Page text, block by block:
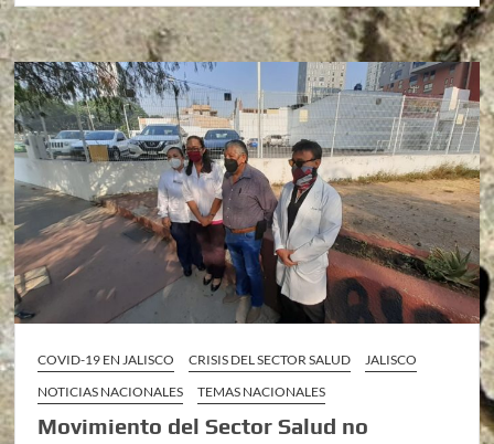
COVID-19 EN JALISCO CRISIS DEL SECTOR SALUD
JALISCO
NOTICIAS NACIONALES
TEMAS NACIONALES
Movimiento del Sector Salud no